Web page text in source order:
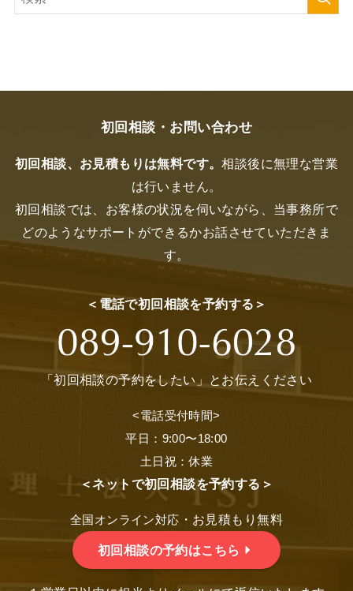
初回相談・お問い合わせ
初回相談、お見積もりは無料です。相談後に無理な営業
は行いません。
初回相談では、お客様の状況を伺いながら、当事務所で
どのようなサポートができるかお話させていただきま
す。
＜電話で初回相談を予約する＞
「初回相談の予約をしたい」とお伝えください
<電話受付時間>
平日：9:00〜18:00
土日祝：休業
＜ネットで初回相談を予約する＞
全国オンライン対応 ・お見積もり無料
初回相談の予約はこちら